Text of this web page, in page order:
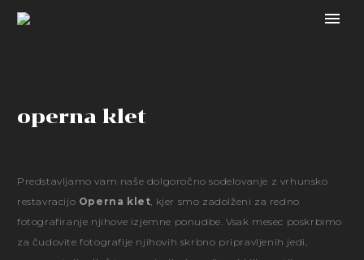
operna klet
Predstavljamo vam naše dolgoročno sodelovanje z vrhunsko
restavracijo Operna klet, kjer smo zadolženi za redno
fotografiranje njihove izjemne ponudbe. Vsak mesec poskrbimo
za čudovite fotografije njihovih skrbno pripravljenih jedi,